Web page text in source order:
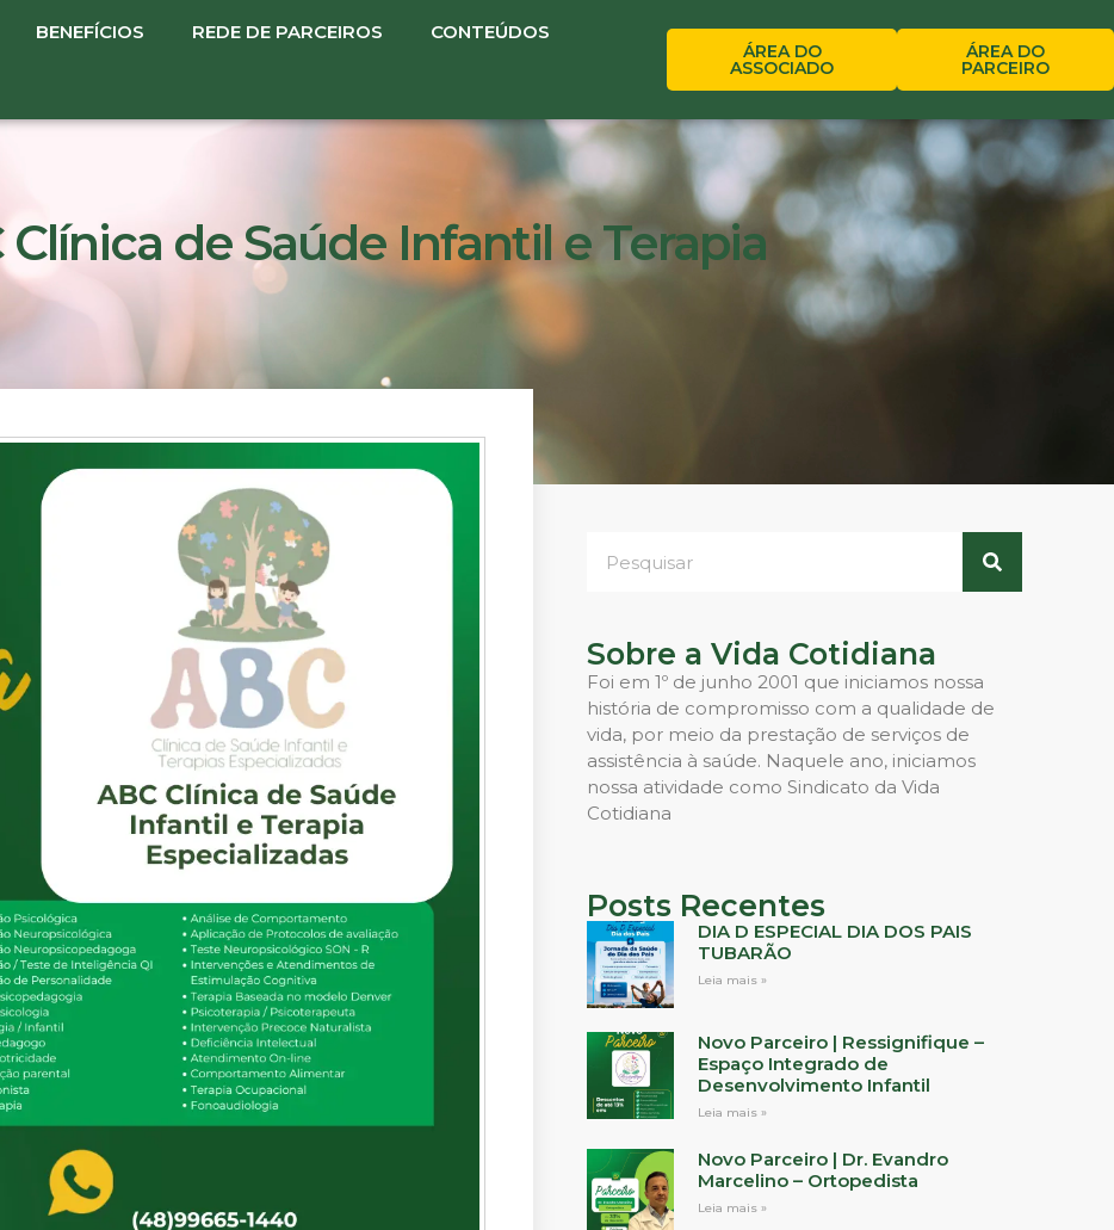
BENEFÍCIOS REDE DE PARCEIROS CONTEÚDOS
ÁREA DO
ASSOCIADO
ÁREA DO
PARCEIRO
de Saúde Infantil e Terapia
Sobre a Vida Cotidiana
Foi em 1º de junho 2001 que iniciamos nossa
história de compromisso com a qualidade de
vida, por meio da prestação de serviços de
assistência à saúde. Naquele ano, iniciamos
nossa atividade como Sindicato da Vida
Cotidiana
Posts Recentes
DIA D ESPECIAL DIA DOS PAIS
TUBARÃO
Leia mais »
Novo Parceiro | Ressignifique –
Espaço Integrado de
Desenvolvimento Infantil
Leia mais »
Novo Parceiro | Dr. Evandro
Marcelino – Ortopedista
Leia mais »